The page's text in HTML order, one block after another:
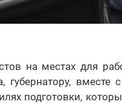
на местах для
вместе
подготовки,